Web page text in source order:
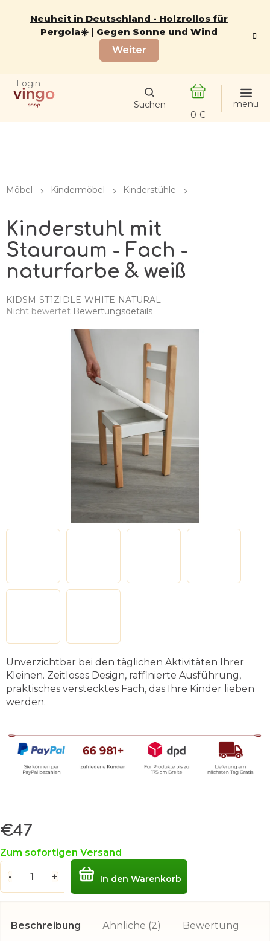
Neuheit in Deutschland - Holzrollos für
Pergola☀️ | Gegen Sonne und Wind
Weiter
Login
WARENKORB
Möbel Kindermöbel Kinderstühle
Kinderstuhl mit
Stauraum - Fach -
naturfarbe & weiß
KIDSM-ST1ZIDLE-WHITE-NATURAL
Die
Produktbewertung
Nicht bewertet Bewertungsdetails
€47
Zum sofortigen Versand
In den Warenkorb
Unverzichtbar bei den täglichen Aktivitäten Ihrer
Kleinen. Zeitloses Design, raffinierte Ausführung,
praktisches verstecktes Fach, das Ihre Kinder lieben
werden.
Beschreibung Ähnliche (2) Bewertung